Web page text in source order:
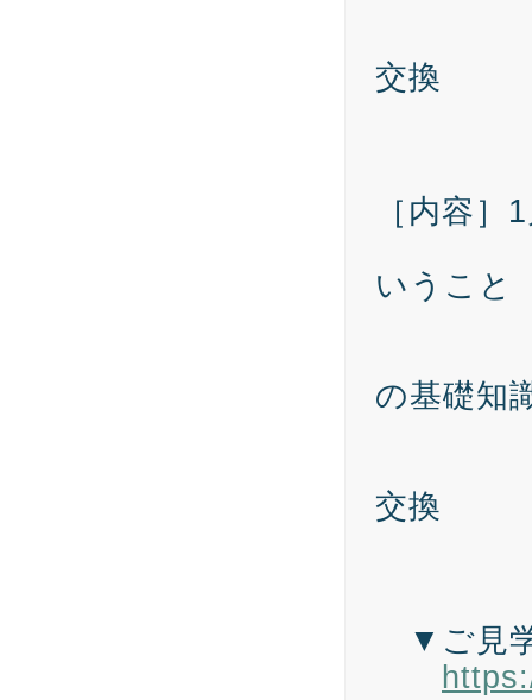
交換
［内容］
いうこと
の基礎知
交換
▼ご見